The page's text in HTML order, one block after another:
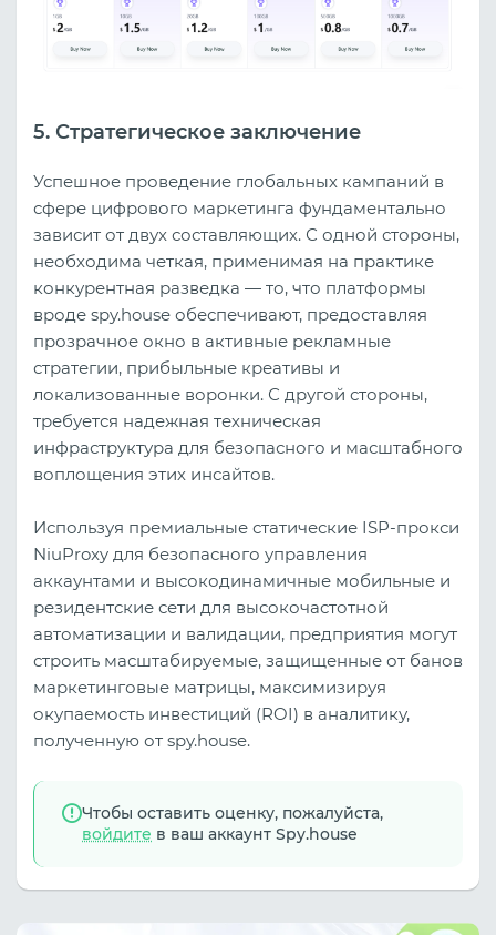
5. Стратегическое заключение
Успешное проведение глобальных кампаний в
сфере цифрового маркетинга фундаментально
зависит от двух составляющих. С одной стороны,
необходима четкая, применимая на практике
конкурентная разведка — то, что платформы
вроде spy.house обеспечивают, предоставляя
прозрачное окно в активные рекламные
стратегии, прибыльные креативы и
локализованные воронки. С другой стороны,
требуется надежная техническая
инфраструктура для безопасного и масштабного
воплощения этих инсайтов.
Используя премиальные статические ISP-прокси
NiuProxy для безопасного управления
аккаунтами и высокодинамичные мобильные и
резидентские сети для высокочастотной
автоматизации и валидации, предприятия могут
строить масштабируемые, защищенные от банов
маркетинговые матрицы, максимизируя
окупаемость инвестиций (ROI) в аналитику,
полученную от spy.house.
Чтобы оставить оценку, пожалуйста,
войдите в ваш аккаунт Spy.house